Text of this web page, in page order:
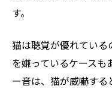
す。
猫は聴覚が優れてい
を嫌っているケースも
ー音は、猫が威嚇する